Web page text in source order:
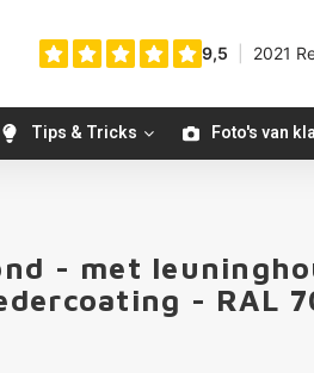
Tips & Tricks Foto's van
- met
- RAL